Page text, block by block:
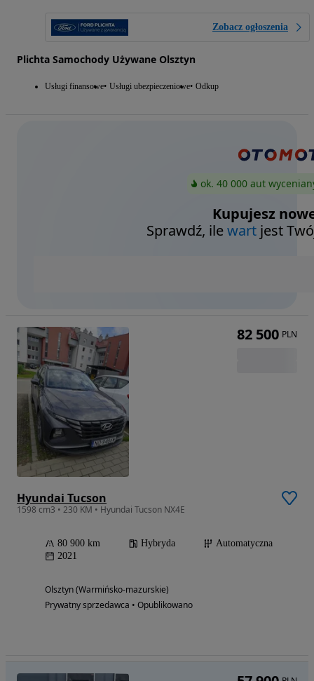
Zobacz ogłoszenia
Plichta Samochody Używane Olsztyn
Usługi finansowe Usługi ubezpieczeniowe Odkup
ok. 40 000 aut
Kupujesz
Sprawdź, ilewart jest
Hyundai Tucson
1598 cm3 • 230 KM • Hyundai Tucson NX4E
80 900 km Hybryda
Automatyczna
2021
Olsztyn (Warmińsko-mazurskie)
Prywatny sprzedawca • Opublikowano
82 500 PLN